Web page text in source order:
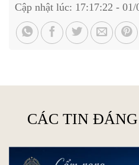
Cập nhật lúc: 17:17:22 - 01/
CÁC TIN